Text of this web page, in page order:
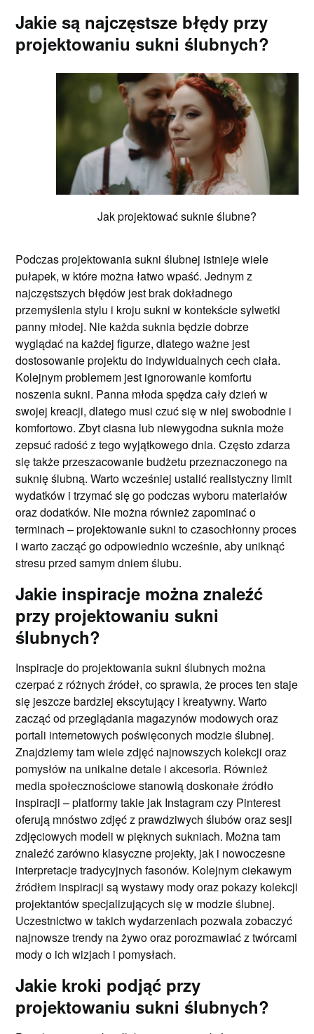
Jakie są najczęstsze błędy przy
projektowaniu sukni ślubnych?
Jak projektować suknie ślubne?
Podczas projektowania sukni ślubnej istnieje wiele
pułapek, w które można łatwo wpaść. Jednym z
najczęstszych błędów jest brak dokładnego
przemyślenia stylu i kroju sukni w kontekście sylwetki
panny młodej. Nie każda suknia będzie dobrze
wyglądać na każdej figurze, dlatego ważne jest
dostosowanie projektu do indywidualnych cech ciała.
Kolejnym problemem jest ignorowanie komfortu
noszenia sukni. Panna młoda spędza cały dzień w
swojej kreacji, dlatego musi czuć się w niej swobodnie i
komfortowo. Zbyt ciasna lub niewygodna suknia może
zepsuć radość z tego wyjątkowego dnia. Często zdarza
się także przeszacowanie budżetu przeznaczonego na
suknię ślubną. Warto wcześniej ustalić realistyczny limit
wydatków i trzymać się go podczas wyboru materiałów
oraz dodatków. Nie można również zapominać o
terminach – projektowanie sukni to czasochłonny proces
i warto zacząć go odpowiednio wcześnie, aby uniknąć
stresu przed samym dniem ślubu.
Jakie inspiracje można znaleźć
przy projektowaniu sukni
ślubnych?
Inspiracje do projektowania sukni ślubnych można
czerpać z różnych źródeł, co sprawia, że proces ten staje
się jeszcze bardziej ekscytujący i kreatywny. Warto
zacząć od przeglądania magazynów modowych oraz
portali internetowych poświęconych modzie ślubnej.
Znajdziemy tam wiele zdjęć najnowszych kolekcji oraz
pomysłów na unikalne detale i akcesoria. Również
media społecznościowe stanowią doskonałe źródło
inspiracji – platformy takie jak Instagram czy Pinterest
oferują mnóstwo zdjęć z prawdziwych ślubów oraz sesji
zdjęciowych modeli w pięknych sukniach. Można tam
znaleźć zarówno klasyczne projekty, jak i nowoczesne
interpretacje tradycyjnych fasonów. Kolejnym ciekawym
źródłem inspiracji są wystawy mody oraz pokazy kolekcji
projektantów specjalizujących się w modzie ślubnej.
Uczestnictwo w takich wydarzeniach pozwala zobaczyć
najnowsze trendy na żywo oraz porozmawiać z twórcami
mody o ich wizjach i pomysłach.
Jakie kroki podjąć przy
projektowaniu sukni ślubnych?